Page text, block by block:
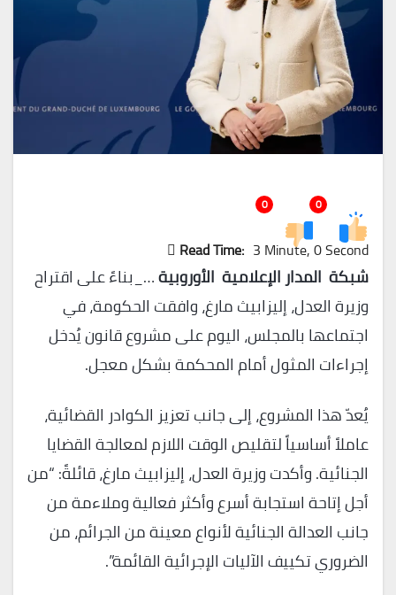
0
0
Read Time: 3 Minute, 0 Second
شبكة المدار الإعلامية الأوروبية…_بناءً على اقتراح
وزيرة العدل، إليزابيث مارغ، وافقت الحكومة، في
اجتماعها بالمجلس، اليوم على مشروع قانون يُدخل
إجراءات المثول أمام المحكمة بشكل معجل.
يُعدّ هذا المشروع، إلى جانب تعزيز الكوادر القضائية،
عاملاً أساسياً لتقليص الوقت اللازم لمعالجة القضايا
الجنائية. وأكدت وزيرة العدل، إليزابيث مارغ، قائلةً: “من
أجل إتاحة استجابة أسرع وأكثر فعالية وملاءمة من
جانب العدالة الجنائية لأنواع معينة من الجرائم، من
الضروري تكييف الآليات الإجرائية القائمة”.